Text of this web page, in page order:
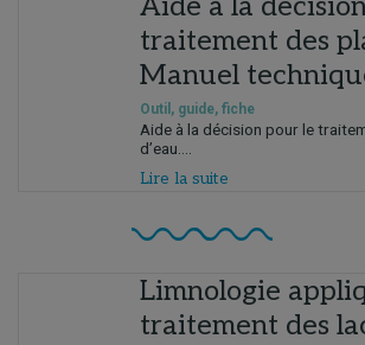
Aide à la
traitement des
Manuel
Outil, guide, fiche
Aide à la décision pour le
d’eau....
Lire la suite
Limnologie
traitement des